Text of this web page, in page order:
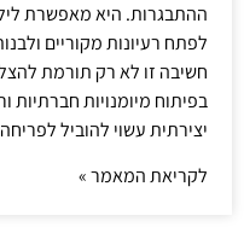
ההתבגרות. היא מאפשרת
לפתח רעיונות מקוריים
חשיבה זו לא רק תורמת
בפיתוח מיומנויות חברתיות
יצירתית עשוי להוביל
לקריאת המאמר »